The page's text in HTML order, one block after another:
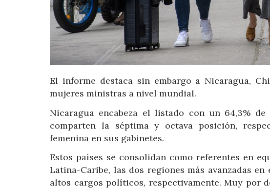
El informe destaca sin embargo a Nicaragua,
mujeres ministras a nivel mundial.
Nicaragua encabeza el listado con un 64,3%
comparten la séptima y octava posición,
femenina en sus gabinetes.
Estos países se consolidan como referentes en
Latina-Caribe, las dos regiones más avanzadas
altos cargos políticos, respectivamente. Muy por